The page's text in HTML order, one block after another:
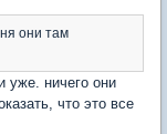
они там
уже. ничего они
что это все